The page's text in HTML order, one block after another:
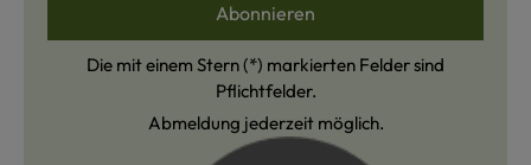
Abonnieren
Die mit einem Stern (*) markierten Felder sind
Pflichtfelder.
Abmeldung jederzeit möglich.